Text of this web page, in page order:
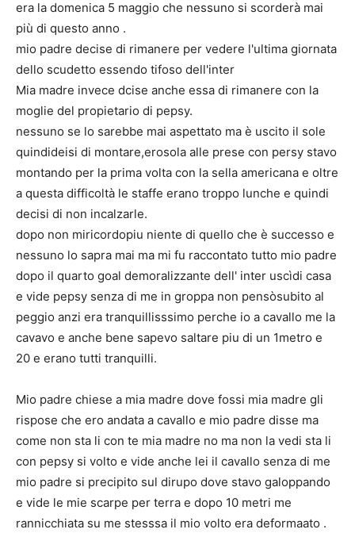
era la domenica 5 maggio che nessuno si scorderà mai
più di questo anno .
mio padre decise di rimanere per vedere l'ultima giornata
dello scudetto essendo tifoso dell'inter
Mia madre invece dcise anche essa di rimanere con la
moglie del propietario di pepsy.
nessuno se lo sarebbe mai aspettato ma è uscito il sole
quindideisi di montare,erosola alle prese con persy stavo
montando per la prima volta con la sella americana e oltre
a questa difficoltà le staffe erano troppo lunche e quindi
decisi di non incalzarle.
dopo non miricordopiu niente di quello che è successo e
nessuno lo sapra mai ma mi fu raccontato tutto mio padre
dopo il quarto goal demoralizzante dell' inter uscìdi casa
e vide pepsy senza di me in groppa non pensòsubito al
peggio anzi era tranquillisssimo perche io a cavallo me la
cavavo e anche bene sapevo saltare piu di un 1metro e
20 e erano tutti tranquilli.
Mio padre chiese a mia madre dove fossi mia madre gli
rispose che ero andata a cavallo e mio padre disse ma
come non sta li con te mia madre no ma non la vedi sta li
con pepsy si volto e vide anche lei il cavallo senza di me
mio padre si precipito sul dirupo dove stavo galoppando
e vide le mie scarpe per terra e dopo 10 metri me
rannicchiata su me stesssa il mio volto era deformaato .